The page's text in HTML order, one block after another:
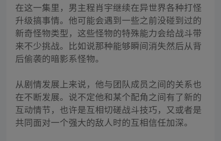
在这一集里，男主程肖宇继续在异世界各种打怪
升级搞事情。他可能会遇到一些之前没碰到过的
新奇怪物类型，这些怪物的特殊能力会给战斗带
来不少挑战。比如说那种能够瞬间消失然后从背
后偷袭的暗影系怪物。
从剧情发展上来说，他与团队成员之间的关系也
在不断发展。说不定他和某个配角之间有了新的
互动情节，也许是互相切磋战斗技巧，又或者是
共同面对一个强大的敌人时的互相信任加深。